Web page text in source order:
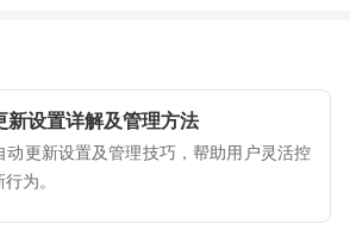
新设置详解及管理方法
动更新设置及管理技巧，帮助用户灵活控
为。